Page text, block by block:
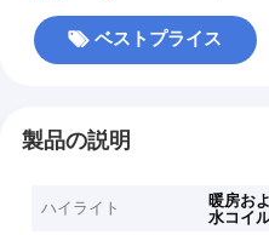
ベストプライス
製品の説明
ハイライト 暖房お
水コイ